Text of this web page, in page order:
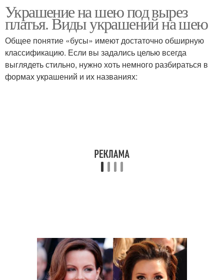
платью
Кружевные платья
Украшения под вырез Летние платья
Украшение на шею под вырез
платья. Виды украшений на шею
Общее понятие «бусы» имеют достаточно обширную
классификацию. Если вы задались целью всегда
выглядеть стильно, нужно хоть немного разбираться в
формах украшений и их названиях: